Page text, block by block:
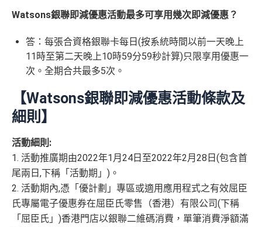
「現金套現」 分期計劃
2個月或以上還款期）
$200「獎
（相等於8,
000里）
（相等於2,
000里）
*持卡人需於發卡後60日內完成累積簽賬滿
求。不可獲享迎新：於合資格信用卡批核日起計之過去 1
2 個月內曾取消任何滙豐個人信用卡基本卡 迎新條款：
豐迎新條款
✅優點
滙豐銀聯雙幣卡申請網址： MrMiles.hk/hsbc-unionpay-cla
ssic-apply
里先生加碼：申請完填FormMrMiles.hk/hsbc-unionpa
y-classic-form賺1個里程段+里賞金 ❗️（由里先生派出
🎯38新會員額外里賞金#）
#每1里賞金 ≈ HK$1，可兌換FPS轉數快回贈！詳情MrMil
es.hk/mmcredit
滙豐銀聯雙幣卡迎新優
惠
卡客戶
卡客戶
滙豐銀聯雙幣卡簽賬迎
新優惠*
$600「獎
賞錢」
$200「獎
賞錢」
nk信用卡
用PayMe/Alipay等電子錢包增值都計迎新，不過要留
意手續費
✅優點
積分無限期，儲夠先換里數，減低平均手續費
迎新
持續地都有Citi信用卡優惠
❎缺點
有轉換里數手續費上限HK$300(每5,000里收HK$50)
Watsons銀聯即減優惠活動最多可享用幾次即減優惠？
答：每張合資格銀聯卡每日(按系統時間以前一天晚上
11時至第二天晚上10時59分59秒計算)只限享用優惠一
次。全期合共最多5次。
【Watsons銀聯即減優惠活動條款及
細則】
活動細則:
1. 活動推廣期由2022年1月24日至2022年2月28日(包含首
尾兩日,下稱「活動期」)。
2. 活動期內,憑「優計劃」專區或適用應用程式之有效屈臣
氏專屬電子優惠券在屈臣氏零售（香港）有限公司(下稱
「屈臣氏」)香港門店以銀聯二維碼消費，單筆消費淨額滿